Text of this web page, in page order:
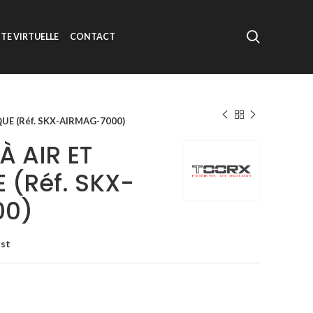
VIRTUELLE CONTACT
(Réf. SKX-AIRMAG-7000)
AIR ET
(Réf. SKX-